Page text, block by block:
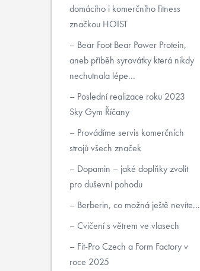
domácího i komerčního fitness
značkou HOIST
Bear Foot Bear Power Protein,
aneb příběh syrovátky která nikdy
nechutnala lépe...
Poslední realizace roku 2023
Sky Gym Říčany
Provádíme servis komerčních
strojů všech značek
Dopamin – jaké doplňky zvolit
pro duševní pohodu
Berberin, co možná ještě nevíte...
Cvičení s větrem ve vlasech
Fit-Pro Czech a Form Factory v
roce 2025